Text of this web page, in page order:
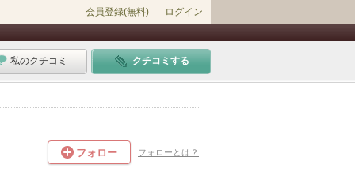
会員登録(無料) ログイン
私のクチコミ クチコミする
フォロー フォローとは？